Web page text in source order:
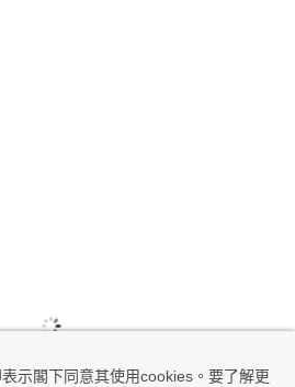
示閣下同意其使用cookies。要了解更